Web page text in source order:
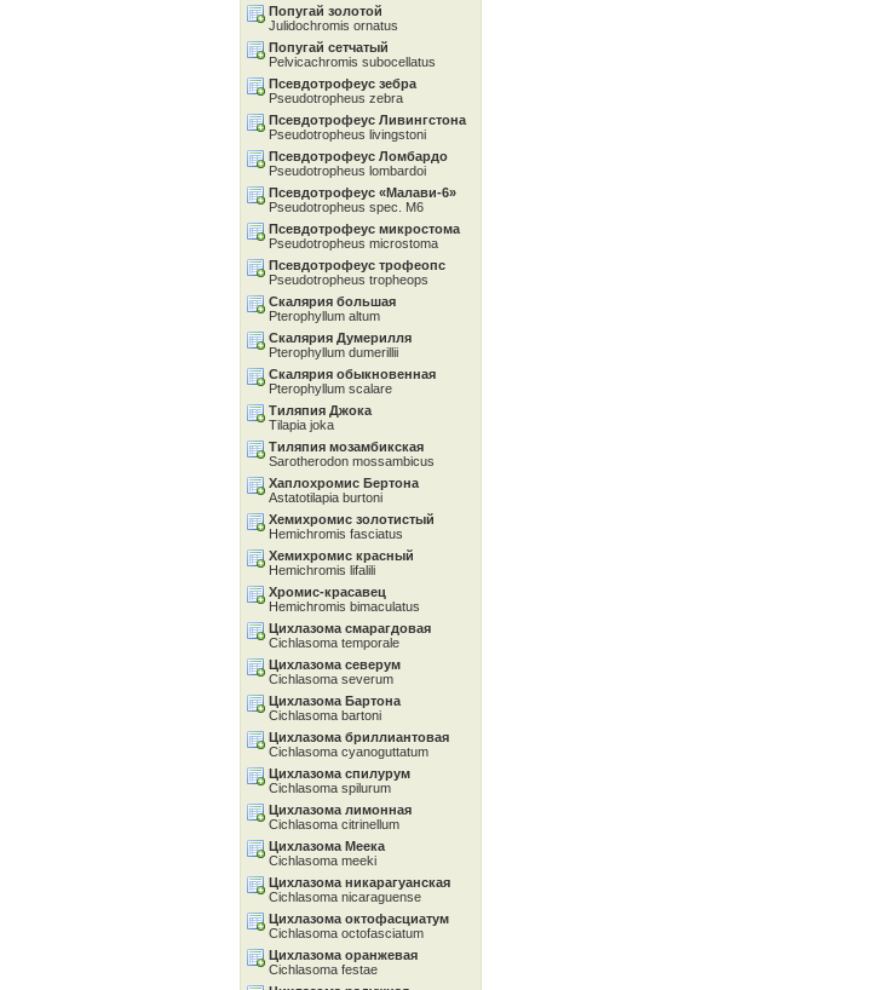
Попугай золотой
Julidochromis ornatus
Попугай сетчатый
Pelvicachromis subocellatus
Псевдотрофеус зебра
Pseudotropheus zebra
Псевдотрофеус Ливингстона
Pseudotropheus livingstoni
Псевдотрофеус Ломбардо
Pseudotropheus lombardoi
Псевдотрофеус «Малави-6»
Pseudotropheus spec. М6
Псевдотрофеус микростома
Pseudotropheus microstoma
Псевдотрофеус трофеопс
Pseudotropheus tropheops
Скалярия большая
Pterophyllum altum
Скалярия Думерилля
Pterophyllum dumerillii
Скалярия обыкновенная
Pterophyllum scalare
Тиляпия Джока
Tilapia joka
Тиляпия мозамбикская
Sarotherodon mossambicus
Хаплохромис Бертона
Astatotilapia burtoni
Хемихромис золотистый
Hemichromis fasciatus
Хемихромис красный
Hemichromis lifalili
Хромис-красавец
Hemichromis bimaculatus
Цихлазома смарагдовая
Cichlasoma temporale
Цихлазома северум
Cichlasoma severum
Цихлазома Бартона
Cichlasoma bartoni
Цихлазома бриллиантовая
Cichlasoma cyanoguttatum
Цихлазома спилурум
Cichlasoma spilurum
Цихлазома лимонная
Cichlasoma citrinellum
Цихлазома Меека
Cichlasoma meeki
Цихлазома никарагуанская
Cichlasoma nicaraguense
Цихлазома октофасциатум
Cichlasoma octofasciatum
Цихлазома оранжевая
Cichlasoma festae